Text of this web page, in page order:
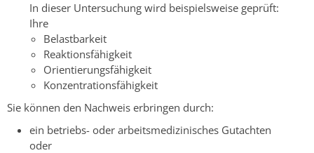
In dieser Untersuchung wird beispielsweise geprüft:
Ihre
Belastbarkeit
Reaktionsfähigkeit
Orientierungsfähigkeit
Konzentrationsfähigkeit
Sie können den Nachweis erbringen durch:
ein betriebs- oder arbeitsmedizinisches Gutachten
oder